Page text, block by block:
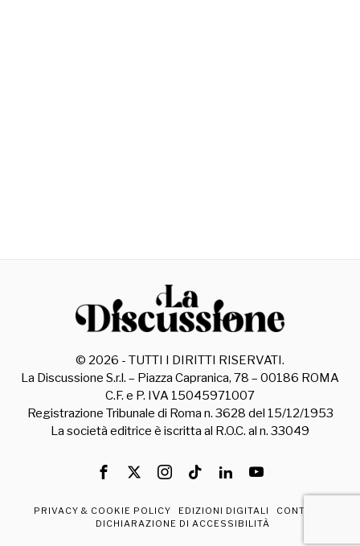
© 2026 - TUTTI I DIRITTI RISERVATI.
La Discussione S.r.l. – Piazza Capranica, 78 – 00186 ROMA
C.F. e P. IVA 15045971007
Registrazione Tribunale di Roma n. 3628 del 15/12/1953
La società editrice è iscritta al R.O.C. al n. 33049
PRIVACY & COOKIE POLICY EDIZIONI DIGITALI
CONTATTI
DICHIARAZIONE DI ACCESSIBILITÀ